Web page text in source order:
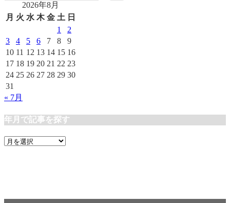
リ
2026年8月
月 火 水 木 金 土 日
1
2
3
4 5 6 7 8
9
10 11 12 13 14 15 16
17 18 19 20 21 22 23
24 25 26 27 28 29 30
31
« 7月
年月で記事を探す
年